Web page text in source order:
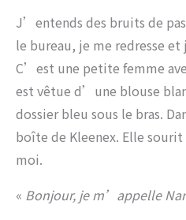
J’entends des bruits de
le bureau, je me redresse
C’est une petite femme
est vêtue d’une blouse
dossier bleu sous le bras.
boîte de Kleenex. Elle
moi.
« Bonjour, je m’appelle